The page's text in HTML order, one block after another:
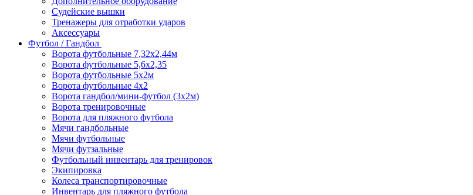
Судейские вышки
Тренажеры для отработки ударов
Аксессуары
Футбол / Гандбол
Ворота футбольные 7,32х2,44м
Ворота футбольные 5,6х2,35
Ворота футбольные 5х2м
Ворота футбольные 4х2
Ворота гандбол/мини-футбол (3х2м)
Ворота тренировочные
Ворота для пляжного футбола
Мячи гандбольные
Мячи футбольные
Мячи футзальные
Футбольный инвентарь для тренировок
Экипировка
Колеса транспортировочные
Инвентарь для пляжного футбола